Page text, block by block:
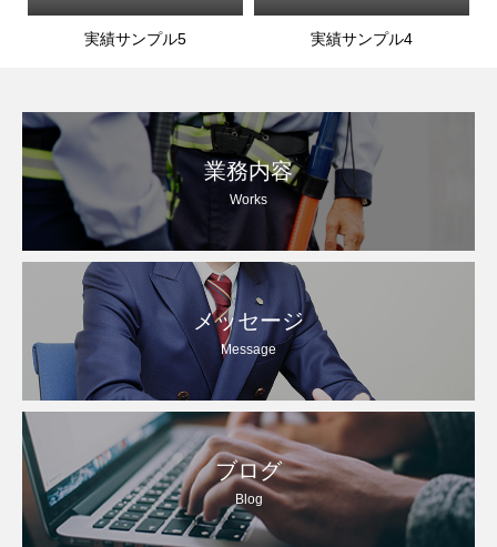
実績サンプル5 実績サンプル4
業務内容
Works
メッセージ
Message
ブログ
Blog